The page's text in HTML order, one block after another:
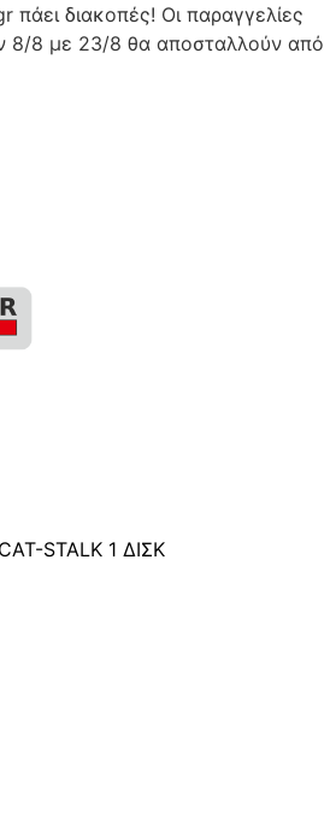
διακοπές! Οι παραγγελίες
8/8 με 23/8 θα αποσταλλούν από
STALK 1 ΔΙΣΚ